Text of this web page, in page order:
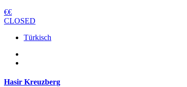
€€
CLOSED
Türkisch
Hasir Kreuzberg